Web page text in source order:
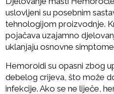
uslovljeni su posebnim
tehnologijom proizvodnje.
pojačava uzajamno
uklanjaju osnovne
Hemoroidi su opasni zbog
debelog crijeva, što može
infekcije. Ako se ne liječe,